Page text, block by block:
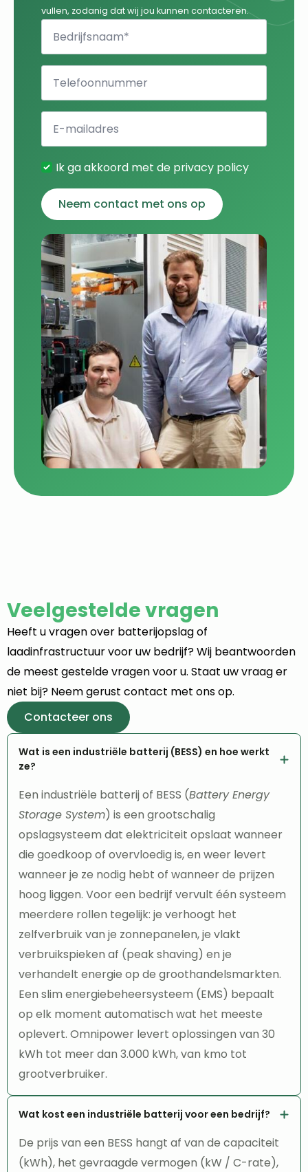
vullen, zodanig dat wij jou kunnen contacteren.
Bedrijfsnaam
Telefoonnummer
Email
NameIk ga akkoord met de privacy policy
Neem contact met ons op
Veelgestelde vragen
Heeft u vragen over batterijopslag of
laadinfrastructuur voor uw bedrijf? Wij beantwoorden
de meest gestelde vragen voor u. Staat uw vraag er
niet bij? Neem gerust contact met ons op.
Contacteer ons
Wat is een industriële batterij (BESS) en hoe werkt
ze?
Een industriële batterij of BESS (Battery Energy
Storage System) is een grootschalig
opslagsysteem dat elektriciteit opslaat wanneer
die goedkoop of overvloedig is, en weer levert
wanneer je ze nodig hebt of wanneer de prijzen
hoog liggen. Voor een bedrijf vervult één systeem
meerdere rollen tegelijk: je verhoogt het
zelfverbruik van je zonnepanelen, je vlakt
verbruikspieken af (peak shaving) en je
verhandelt energie op de groothandelsmarkten.
Een slim energiebeheersysteem (EMS) bepaalt
op elk moment automatisch wat het meeste
oplevert. Omnipower levert oplossingen van 30
kWh tot meer dan 3.000 kWh, van kmo tot
grootverbruiker.
Wat kost een industriële batterij voor een bedrijf?
De prijs van een BESS hangt af van de capaciteit
(kWh), het gevraagde vermogen (kW / C-rate),